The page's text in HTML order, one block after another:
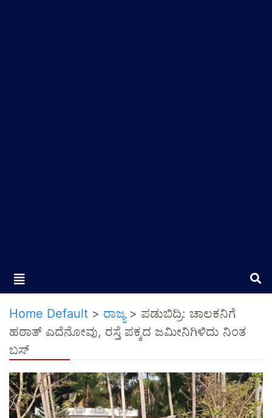
Home Default > ರಾಜ್ಯ> ಪಡುಬಿದ್ರಿ: ಚಾಲಕನಿಗೆ
ಹಠಾತ್ ಎದೆನೋವು, ರಸ್ತೆ ಪಕ್ಕದ ಜಮೀನಿಗಿಳಿದು ನಿಂತ
ಬಸ್